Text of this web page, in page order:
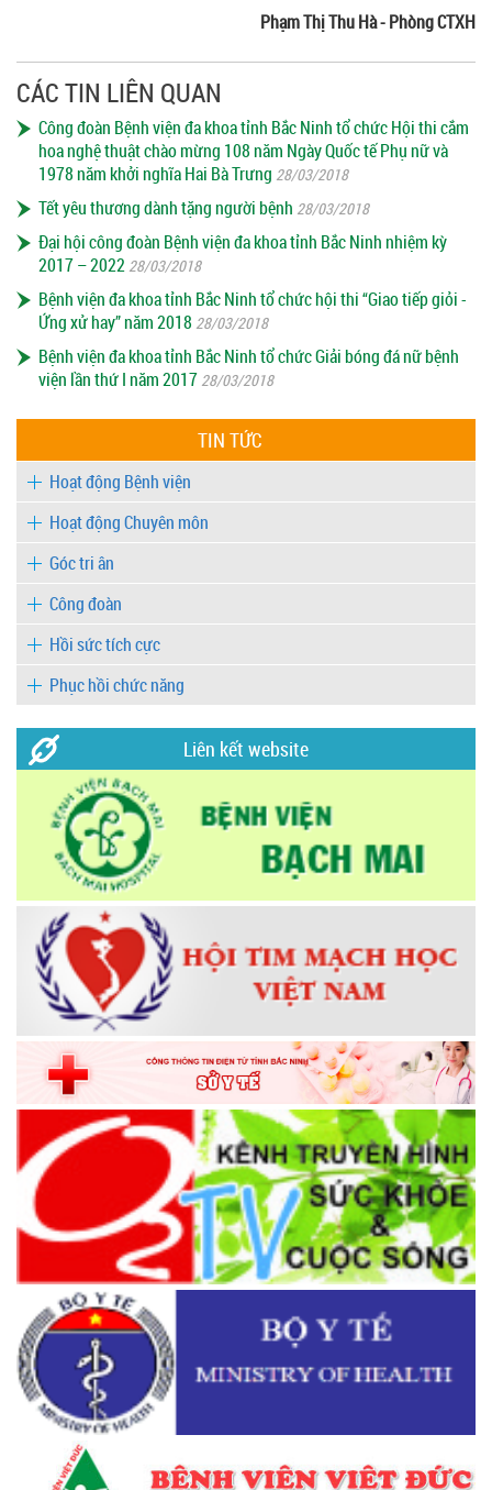
Phạm Thị Thu Hà - Phòng CTXH
CÁC TIN LIÊN QUAN
Công đoàn Bệnh viện đa khoa tỉnh Bắc Ninh tổ chức Hội thi cắm
hoa nghệ thuật chào mừng 108 năm Ngày Quốc tế Phụ nữ và
1978 năm khởi nghĩa Hai Bà Trưng 28/03/2018
Tết yêu thương dành tặng người bệnh 28/03/2018
Đại hội công đoàn Bệnh viện đa khoa tỉnh Bắc Ninh nhiệm kỳ
2017 – 2022 28/03/2018
Bệnh viện đa khoa tỉnh Bắc Ninh tổ chức hội thi “Giao tiếp giỏi -
Ứng xử hay” năm 2018 28/03/2018
Bệnh viện đa khoa tỉnh Bắc Ninh tổ chức Giải bóng đá nữ bệnh
viện lần thứ I năm 2017 28/03/2018
TIN TỨC
Hoạt động Bệnh viện
Hoạt động Chuyên môn
Góc tri ân
Công đoàn
Hồi sức tích cực
Phục hồi chức năng
Liên kết website